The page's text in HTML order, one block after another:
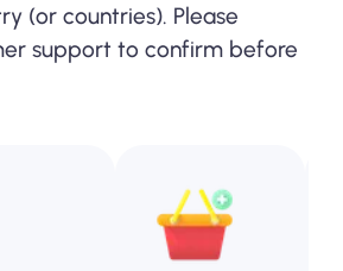
(or countries). Please
support to confirm before